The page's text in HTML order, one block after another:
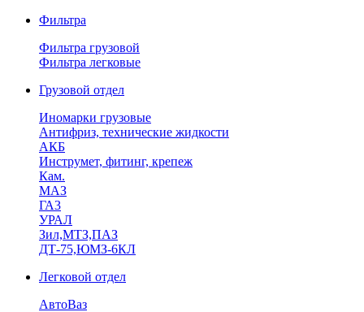
Фильтра
Фильтра грузовой
Фильтра легковые
Грузовой отдел
Иномарки грузовые
Антифриз, технические жидкости
АКБ
Инструмет, фитинг, крепеж
Кам.
МАЗ
ГА3
УРАЛ
Зил,МТЗ,ПАЗ
ДТ-75,ЮМЗ-6КЛ
Легковой отдел
АвтоВаз